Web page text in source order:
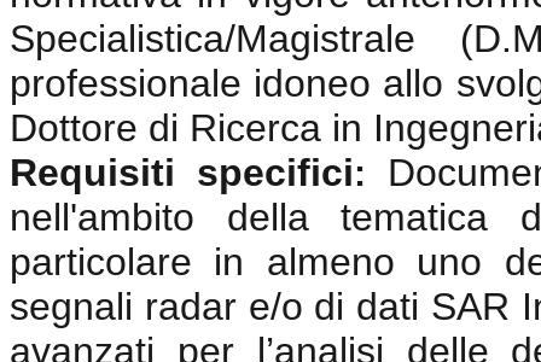
Specialistica/Magistrale
professionale idoneo allo
Dottore di Ricerca in
Requisiti specifici:
nell'ambito della
particolare in almeno uno
segnali radar e/o di dati SAR
avanzati per l’analisi delle